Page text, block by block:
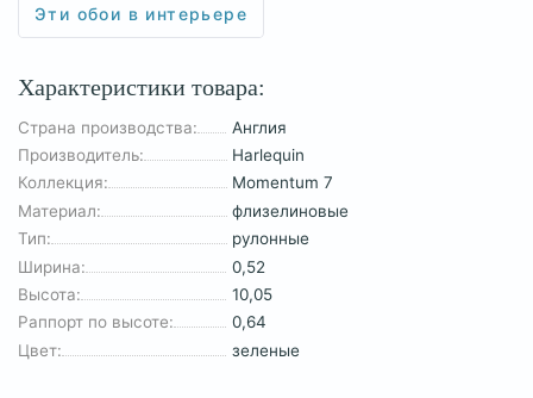
Эти обои в интерьере
Характеристики товара:
Страна производства:
Англия
Производитель:
Harlequin
Коллекция:
Momentum 7
Материал:
флизелиновые
Тип:
рулонные
Ширина:
0,52
Высота:
10,05
Раппорт по высоте:
0,64
Цвет:
зеленые